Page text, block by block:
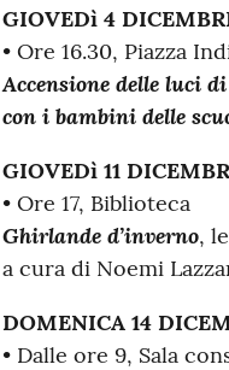
GIOVEDì 4
• Ore 16.30, Piazza
Accensione delle luci
con i bambini delle
GIOVEDì 11
• Ore 17, Biblioteca
Ghirlande d’inverno,
a cura di Noemi
DOMENICA 14
• Dalle ore 9, Sala